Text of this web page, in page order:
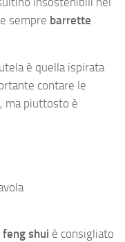
sempre barrette
è quella ispirata
contare le
ma piuttosto è
shui è consigliato